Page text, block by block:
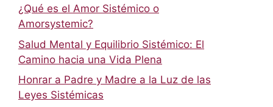
¿Qué es el Amor Sistémico o
Amorsystemic?
Salud Mental y Equilibrio Sistémico: El
Camino hacia una Vida Plena
Honrar a Padre y Madre a la Luz de las
Leyes Sistémicas